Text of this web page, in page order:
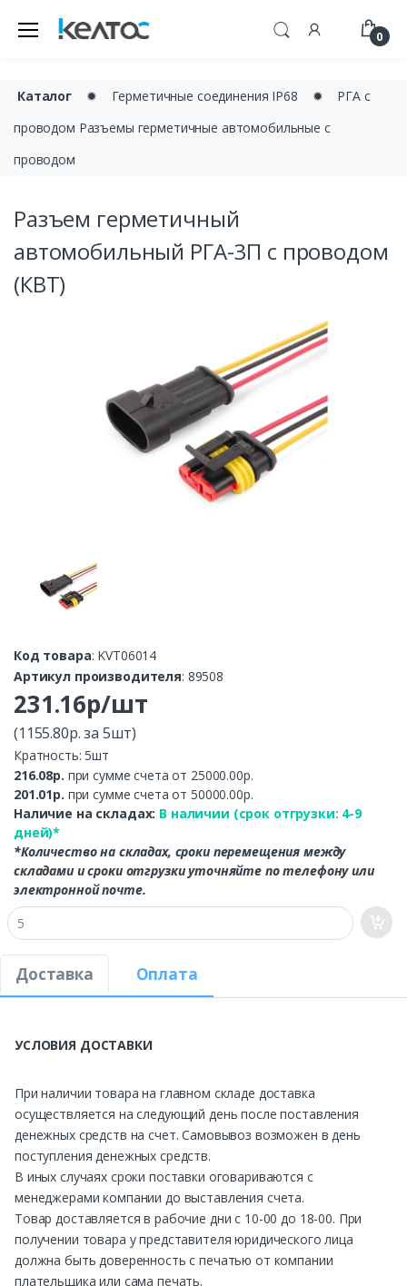
0
Каталог ✹ Герметичные соединения IP68 ✹
РГА с
проводом Разъемы герметичные автомобильные с
проводом
Разъем герметичный
автомобильный РГА-3П с проводом
(КВТ)
Код товара: KVT06014
Артикул производителя: 89508
231.16р/шт
(1155.80р. за 5шт)
Кратность: 5шт
216.08р. при сумме счета от 25000.00р.
201.01р. при сумме счета от 50000.00р.
Наличие на складах: В наличии (срок отгрузки: 4-9
дней)*
*Количество на складах, сроки перемещения между
складами и сроки отгрузки уточняйте по телефону или
электронной почте.
Доставка Оплата
УСЛОВИЯ ДОСТАВКИ
При наличии товара на главном складе доставка
осуществляется на следующий день после поставления
денежных средств на счет. Самовывоз возможен в день
поступления денежных средств.
В иных случаях сроки поставки оговариваются с
менеджерами компании до выставления счета.
Товар доставляется в рабочие дни с 10-00 до 18-00. При
получении товара у представителя юридического лица
должна быть доверенность с печатью от компании
плательщика или сама печать.